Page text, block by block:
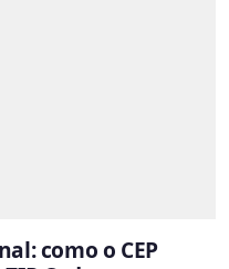
como o CEP